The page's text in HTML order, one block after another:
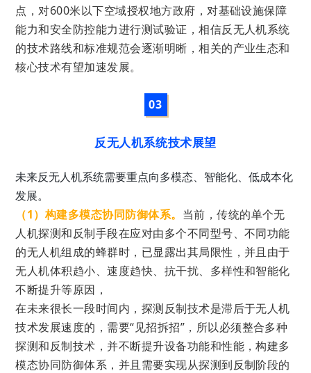
点，对600米以下空域授权地方政府，对基础设施保障
能力和安全防控能力进行测试验证，相信反无人机系统
的技术路线和标准规范会逐渐明晰，相关的产业生态和
核心技术有望加速发展。
03
反无人机系统技术展望
未来反无人机系统需要重点向多模态、 智能化、低成本化
发展。
（1）构建多模态协同防御体系。 当前，传统的单个无
人机探测和反制手段在应对由多个不同型号、不同功能
的无人机组成的蜂群时，已显露出其局限性，并且由于
无人机体积趋小、速度趋快、抗干扰、多样性和智能化
不断提升等原因，
在未来很长一段时间内，探测反制技术是滞后于无人机
技术发展速度的，需要“见招拆招”，所以必须整合多种
探测和反制技术，并不断提升设备功能和性能，构建多
模态协同防御体系，并且需要实现从探测到反制阶段的